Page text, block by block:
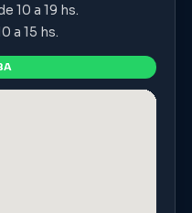
10 a 19 hs.
a 15 hs.